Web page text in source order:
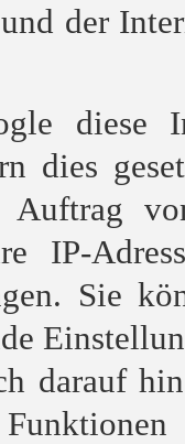
der
diese
dies
Auftrag
IP-
Sie
darauf